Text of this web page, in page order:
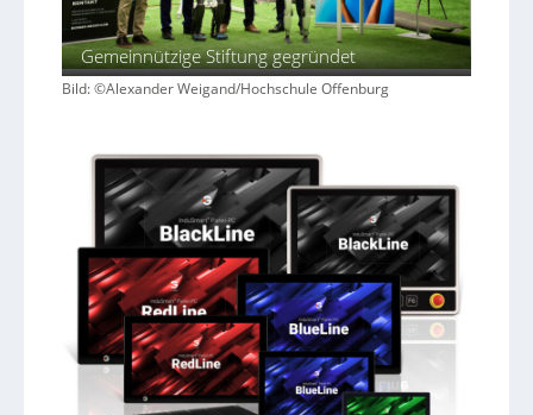
Gemeinnützige Stiftung gegründet
Bild: ©Alexander Weigand/Hochschule Offenburg